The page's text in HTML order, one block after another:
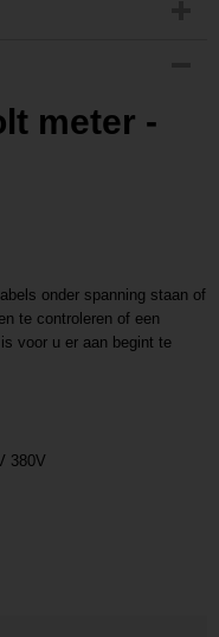
meter -
onder spanning staan of
te controleren of een
voor u er aan begint te
380V